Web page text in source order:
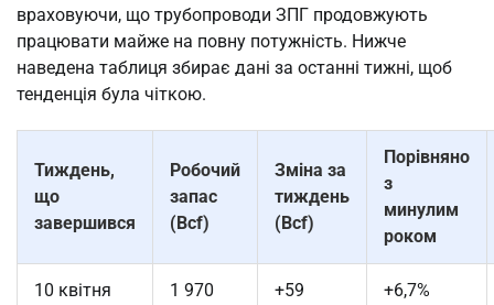
враховуючи, що трубопроводи ЗПГ продовжують
працювати майже на повну потужність. Нижче
наведена таблиця збирає дані за останні тижні, щоб
тенденція була чіткою.
Тиждень,
що
завершився
Робочий
запас
(Bcf)
Зміна за
тиждень
(Bcf)
Порівняно
з
минулим
роком
10 квітня
1 970 +59 +6,7%